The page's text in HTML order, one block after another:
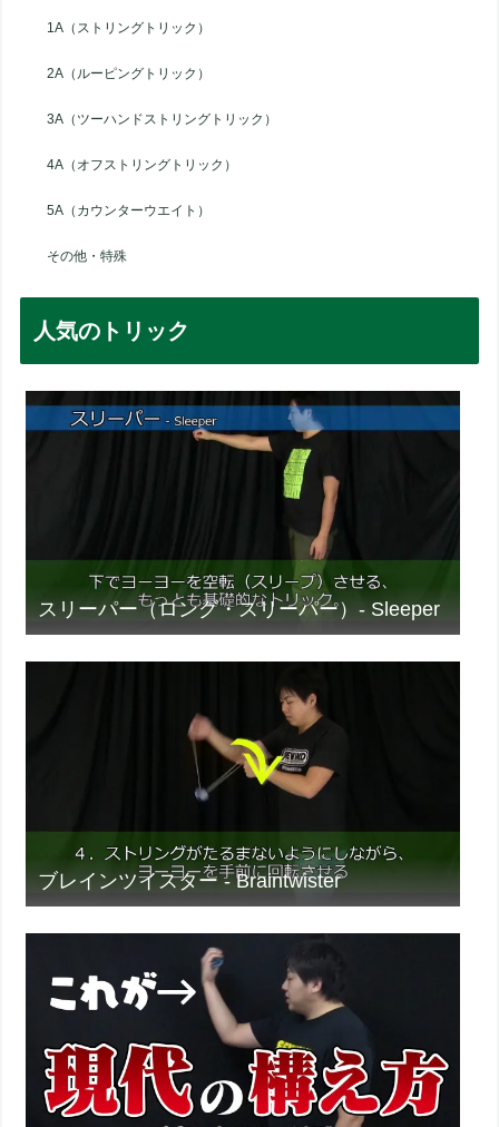
1A（ストリングトリック）
2A（ルーピングトリック）
3A（ツーハンドストリングトリック）
4A（オフストリングトリック）
5A（カウンターウエイト）
その他・特殊
人気のトリック
スリーパー（ロング・スリーパー）- Sleeper
ブレインツイスター - Braintwister